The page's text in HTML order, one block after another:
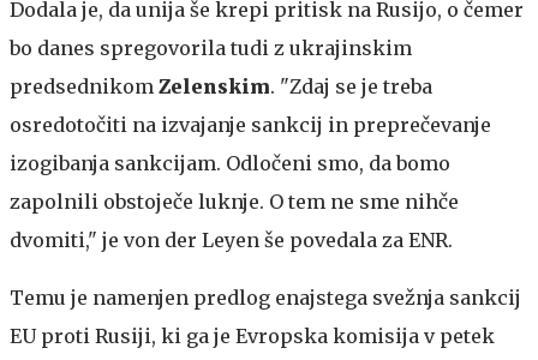
Dodala je, da unija še krepi pritisk na Rusijo, o čemer
bo danes spregovorila tudi z ukrajinskim
predsednikom Zelenskim. "Zdaj se je treba
osredotočiti na izvajanje sankcij in preprečevanje
izogibanja sankcijam. Odločeni smo, da bomo
zapolnili obstoječe luknje. O tem ne sme nihče
dvomiti," je von der Leyen še povedala za ENR.
Temu je namenjen predlog enajstega svežnja sankcij
EU proti Rusiji, ki ga je Evropska komisija v petek